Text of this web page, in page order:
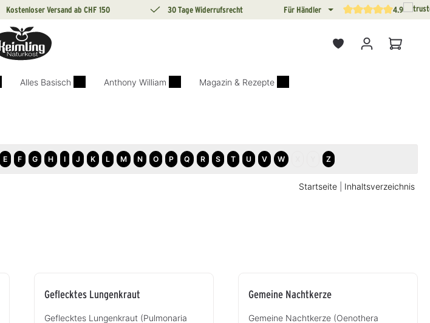
Kostenloser Versand ab CHF 150 30 Tage Widerrufsrecht Für Händler Durchschnittliche4.9
Alles Basisch Anthony William Magazin & Rezepte
E F G H I J K L M N O P Q R S T U V W Z
Startseite Inhaltsverzeichnis
Geflecktes Lungenkraut
Geflecktes Lungenkraut (Pulmonaria
Gemeine Nachtkerze
Gemeine Nachtkerze (Oenothera